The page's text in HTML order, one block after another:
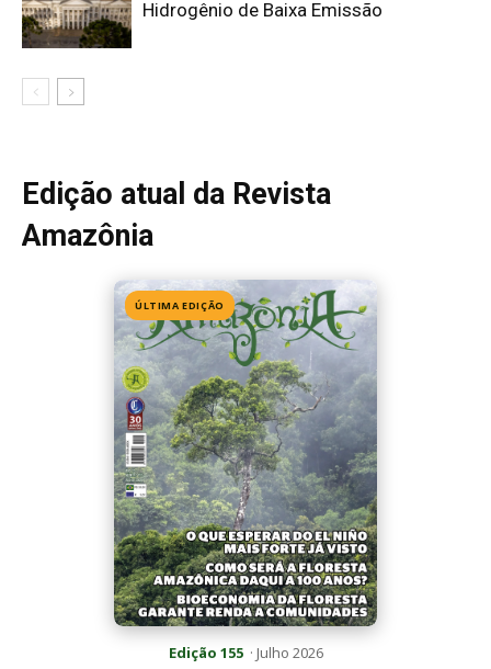
Edição 155· Julho 2026
📖 Ler agora
Mais lidas da semana